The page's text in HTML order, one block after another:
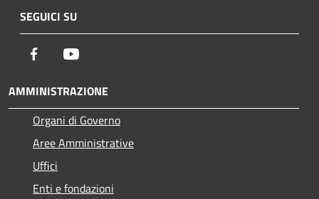
SEGUICI SU
Facebook
AMMINISTRAZIONE
Organi di Governo
Aree Amministrative
Uffici
Enti e fondazioni